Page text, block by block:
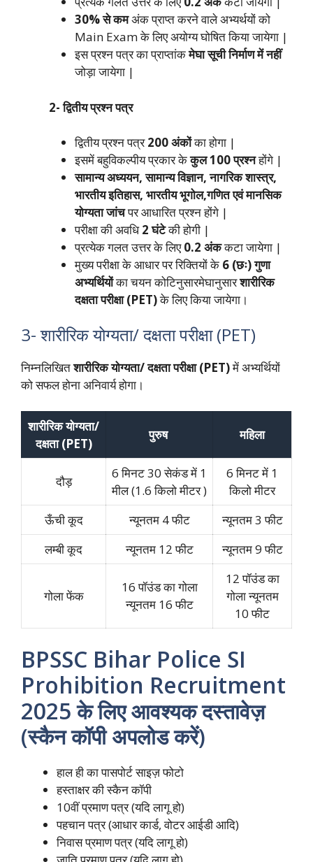
30% से कमअंक प्राप्त करने वाले अभ्यर्थयों को
Main Exam के लिए अयोग्य घोषित किया जायेगा |
इस प्रश्न पत्र का प्राप्तांकमेघा सूची निर्माण में नहीं
जोड़ा जायेगा |
2- द्वितीय प्रश्न पत्र
द्वितीय प्रश्न पत्र200 अंकोंका होगा |
इसमें बहुविकल्पीय प्रकार केकुल 100 प्रश्नहोंगे |
सामान्य अध्ययन, सामान्य विज्ञान, नागरिक शास्त्र,
भारतीय इतिहास, भारतीय भूगोल,गणित एवं मानसिक
योग्यता जांचपर आधारित प्रश्न होंगे |
परीक्षा की अवधि2 घंटेकी होगी |
प्रत्येक गलत उत्तर के लिए0.2 अंककटा जायेगा |
मुख्य परीक्षा के आधार पर रिक्तियों के 6 (छः) गुणा
अभ्यर्थियोंका चयन कोटिनुसारमेघानुसारशारीरिक
दक्षता परीक्षा (PET)के लिए किया जायेगा।
3- शारीरिक योग्यता/ दक्षता परीक्षा (PET)
निम्नलिखितशारीरिक योग्यता/ दक्षता परीक्षा (PET)में अभ्यर्थियों
को सफल होना अनिवार्य होगा।
शारीरिक योग्यता/
दक्षता (PET)
पुरुष महिला
दौड़
6 मिनट 30 सेकंड में 1
मील (1.6 किलो मीटर )
6 मिनट में 1
किलो मीटर
ऊँची कूद
न्यूनतम 4 फीट
न्यूनतम 3 फीट
लम्बी कूद
न्यूनतम 12 फीट न्यूनतम 9 फीट
गोला फेंक
16 पॉउंड का गोला
न्यूनतम 16 फीट
12 पॉउंड का
गोला न्यूनतम
10 फीट
BPSSC Bihar Police SI
Prohibition Recruitment
2025के लिए आवश्यक दस्तावेज़
(स्कैन कॉपी अपलोड करें)
हाल ही का पासपोर्ट साइज़ फोटो
हस्ताक्षर की स्कैन कॉपी
10वीं प्रमाण पत्र (यदि लागू हो)
पहचान पत्र (आधार कार्ड, वोटर आईडी आदि)
निवास प्रमाण पत्र (यदि लागू हो)